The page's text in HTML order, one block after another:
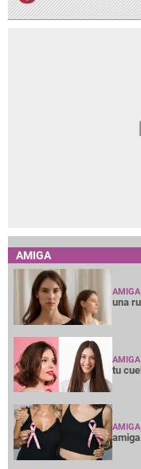
AMIGA
AMIGA
una
AMIGA
tu
AMIGA